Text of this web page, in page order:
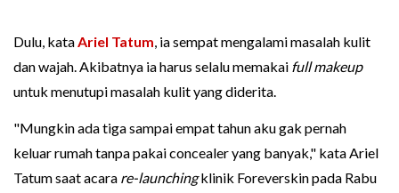
Dulu, kataAriel Tatum, ia sempat mengalami masalah kulit
dan wajah. Akibatnya ia harus selalu memakai full makeup
untuk menutupi masalah kulit yang diderita.
"Mungkin ada tiga sampai empat tahun aku gak pernah
keluar rumah tanpa pakai concealer yang banyak," kata Ariel
Tatum saat acara re-launchingklinik Foreverskin pada Rabu